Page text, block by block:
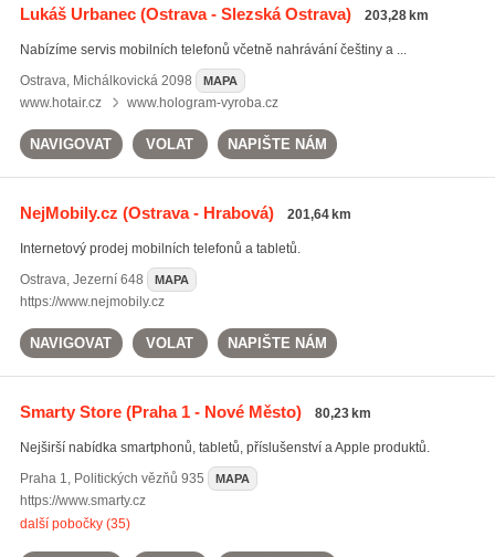
Lukáš Urbanec(Ostrava - Slezská Ostrava) 203,28 km
Nabízíme servis mobilních telefonů včetně nahrávání češtiny a ...
Ostrava, Michálkovická 2098 MAPA
www.hotair.cz www.hologram-vyroba.cz
NAVIGOVAT VOLAT NAPIŠTE NÁM
NejMobily.cz (Ostrava - Hrabová) 201,64 km
Internetový prodej mobilních telefonů a tabletů.
Ostrava, Jezerní 648 MAPA
https://www.nejmobily.cz
NAVIGOVAT VOLAT NAPIŠTE NÁM
Smarty Store(Praha 1 - Nové Město) 80,23 km
Nejširší nabídka smartphonů, tabletů, příslušenství a Apple produktů.
Praha 1, Politických vězňů 935 MAPA
https://www.smarty.cz
další pobočky (35)